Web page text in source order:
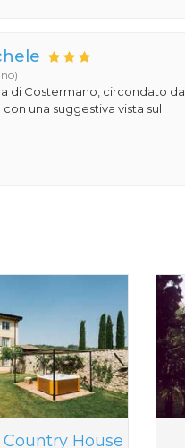
di Costermano, circondato da
una suggestiva vista sul
Country House